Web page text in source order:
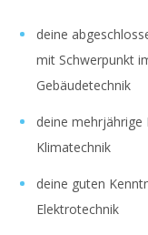
deine
mit Schwerpunkt
Gebäudetechnik
deine mehrjährige
Klimatechnik
deine guten
Elektrotechnik